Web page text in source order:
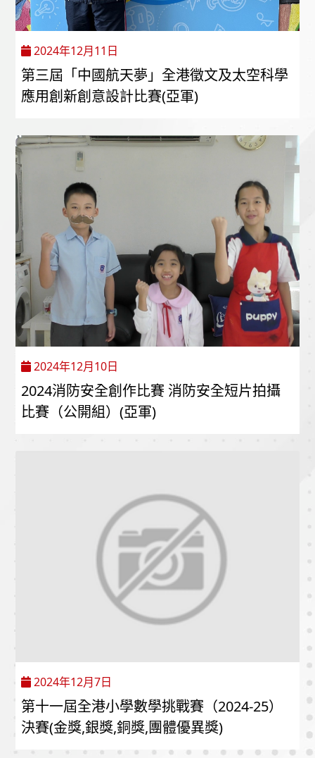
2024年12月11日
第三屆「中國航天夢」全港徵文及太空科學
應用創新創意設計比賽(亞軍)
2024年12月10日
2024消防安全創作比賽 消防安全短片拍攝
比賽（公開組）(亞軍)
2024年12月7日
第十一屆全港小學數學挑戰賽（2024-25）
決賽(金獎,銀獎,銅獎,團體優異獎)